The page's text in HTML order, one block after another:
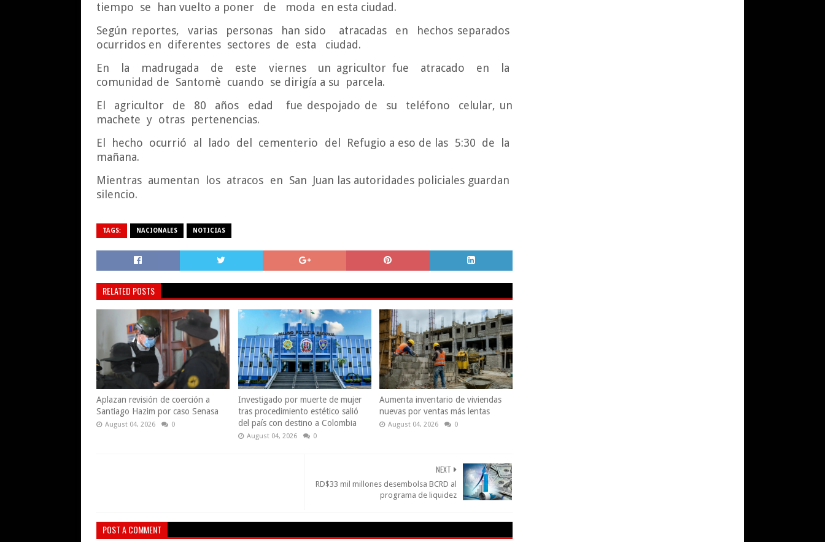
tiempo se han vuelto a poner de moda en esta ciudad.
Según reportes, varias personas han sido atracadas en hechos separados
ocurridos en diferentes sectores de esta ciudad.
En la madrugada de este viernes un agricultor fue atracado en la
comunidad de Santomè cuando se dirigía a su parcela.
El agricultor de 80 años edad fue despojado de su teléfono celular, un
machete y otras pertenencias.
El hecho ocurrió al lado del cementerio del Refugio a eso de las 5:30 de la
mañana.
Mientras aumentan los atracos en San Juan las autoridades policiales guardan
silencio.
TAGS: NACIONALES NOTICIAS
RELATED POSTS
Aplazan revisión de coerción a
Santiago Hazim por caso Senasa
August 04, 2026 0
Investigado por muerte de mujer
tras procedimiento estético salió
del país con destino a Colombia
August 04, 2026 0
Aumenta inventario de viviendas
nuevas por ventas más lentas
August 04, 2026 0
NEXT
RD$33 mil millones desembolsa BCRD al
programa de liquidez
POST A COMMENT